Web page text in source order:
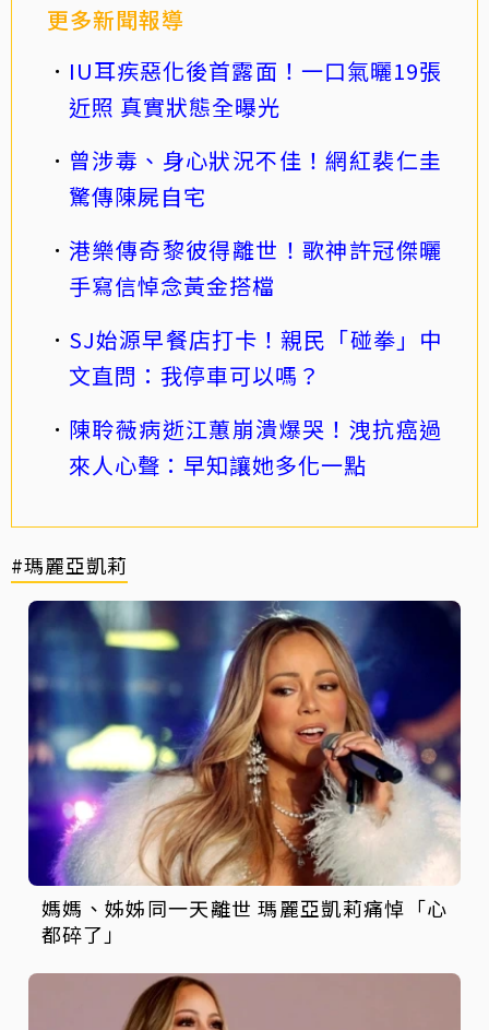
更多新聞報導
IU耳疾惡化後首露面！一口氣曬19張
近照 真實狀態全曝光
曾涉毒、身心狀況不佳！網紅裴仁圭
驚傳陳屍自宅
港樂傳奇黎彼得離世！歌神許冠傑曬
手寫信悼念黃金搭檔
SJ始源早餐店打卡！親民「碰拳」中
文直問：我停車可以嗎？
陳聆薇病逝江蕙崩潰爆哭！洩抗癌過
來人心聲：早知讓她多化一點
#瑪麗亞凱莉
媽媽、姊姊同一天離世 瑪麗亞凱莉痛悼「心
都碎了」